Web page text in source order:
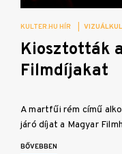
KULTER.HU HÍR
Kiosztották
Filmdíjakat
A martfűi rém című
járó díjat a Magyar
BŐVEBBEN